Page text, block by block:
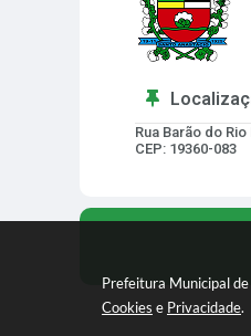
Prefeitura Municipal de
Cookies e Privacidade.
Rua Barão do
CEP: 19360-083